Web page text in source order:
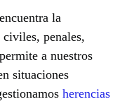
la
penales,
a nuestros
situaciones
herencias